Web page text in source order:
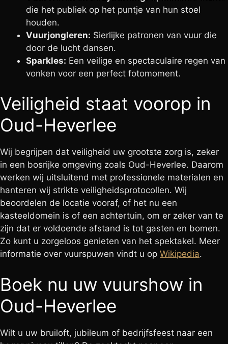
die het publiek op het puntje van hun stoel
houden.
Vuurjongleren: Sierlijke patronen van vuur die
door de lucht dansen.
Sparkles: Een veilige en spectaculaire regen van
vonken voor een perfect fotomoment.
Veiligheid staat voorop in
Oud-Heverlee
Wij begrijpen dat veiligheid uw grootste zorg is, zeker
in een bosrijke omgeving zoals Oud-Heverlee. Daarom
werken wij uitsluitend met professionele materialen en
hanteren wij strikte veiligheidsprotocollen. Wij
beoordelen de locatie vooraf, of het nu een
kasteeldomein is of een achtertuin, om er zeker van te
zijn dat er voldoende afstand is tot gasten en bomen.
Zo kunt u zorgeloos genieten van het spektakel. Meer
informatie over vuurspuwen vindt u op Wikipedia.
Boek nu uw vuurshow in
Oud-Heverlee
Wilt u uw bruiloft, jubileum of bedrijfsfeest naar een